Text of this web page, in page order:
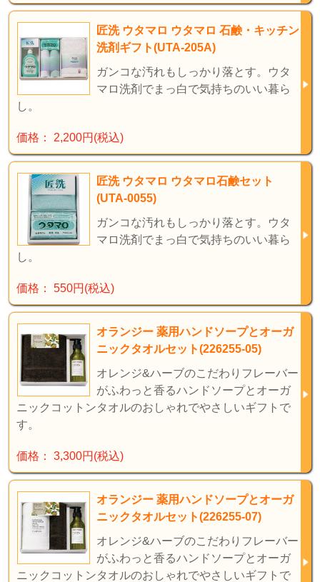
匠洗 ウタマロ ウタマロ 石鹸・キッチン
洗剤ギフト(UTA-205A)
ガンコな汚れもしっかり落とす。ウタ
マロ洗剤でまっ白で気持ちのいい暮ら
し。
価格： 2,200円(税込)
匠洗 ウタマロ ウタマロ石鹸セット
(UTA-0055)
ガンコな汚れもしっかり落とす。ウタ
マロ洗剤でまっ白で気持ちのいい暮ら
し。
価格： 550円(税込)
オランジー 薬用ハンドソープとオーガ
ニックタオルセット(226255-05)
オレンジ&ハーブのこだわりフレーバー
がふわっと香るハンドソープとオーガ
ニックコットンタオルのおしゃれでやさしいギフトで
す。
価格： 3,300円(税込)
オランジー 薬用ハンドソープとオーガ
ニックタオルセット(226255-07)
オレンジ&ハーブのこだわりフレーバー
がふわっと香るハンドソープとオーガ
ニックコットンタオルのおしゃれでやさしいギフトで